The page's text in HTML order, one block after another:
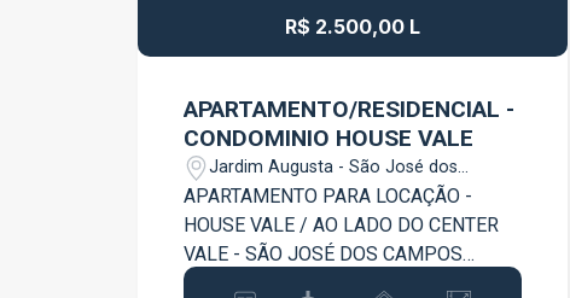
R$ 2.500,00 L
APARTAMENTO/RESIDENCIAL -
CONDOMINIO HOUSE VALE
Jardim Augusta - São José dos
Campos/SP
APARTAMENTO PARA LOCAÇÃO -
HOUSE VALE / AO LADO DO CENTER
VALE - SÃO JOSÉ DOS CAMPOS
Praticidade, conforto e lazer completo